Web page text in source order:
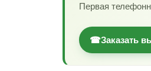
Первая
☎Заказать